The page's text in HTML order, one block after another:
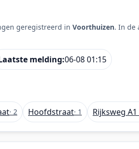
geregistreerd in Voorthuizen. In de
melding:06-08 01:15
· 2 Hoofdstraat· 1 Rijksweg A1